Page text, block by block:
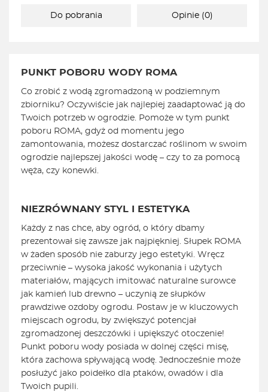
Do pobrania Opinie (0)
PUNKT POBORU WODY ROMA
Co zrobić z wodą zgromadzoną w podziemnym
zbiorniku? Oczywiście jak najlepiej zaadaptować ją do
Twoich potrzeb w ogrodzie. Pomoże w tym punkt
poboru ROMA, gdyż od momentu jego
zamontowania, możesz dostarczać roślinom w swoim
ogrodzie najlepszej jakości wodę – czy to za pomocą
węża, czy konewki.
NIEZRÓWNANY STYL I ESTETYKA
Każdy z nas chce, aby ogród, o który dbamy
prezentował się zawsze jak najpiękniej. Słupek ROMA
w żaden sposób nie zaburzy jego estetyki. Wręcz
przeciwnie – wysoka jakość wykonania i użytych
materiałów, mających imitować naturalne surowce
jak kamień lub drewno – uczynią ze słupków
prawdziwe ozdoby ogrodu. Postaw je w kluczowych
miejscach ogrodu, by zwiększyć potencjał
zgromadzonej deszczówki i upiększyć otoczenie!
Punkt poboru wody posiada w dolnej części misę,
która zachowa spływającą wodę. Jednocześnie może
posłużyć jako poidełko dla ptaków, owadów i dla
Twoich pupili.